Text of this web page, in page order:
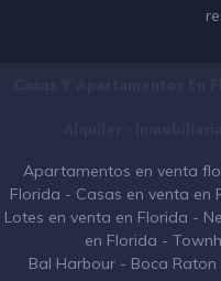
Apartamentos en venta
Florida - Casas en venta en
Lotes en venta en Florida -
en Florida -
Bal Harbour - Boca Raton